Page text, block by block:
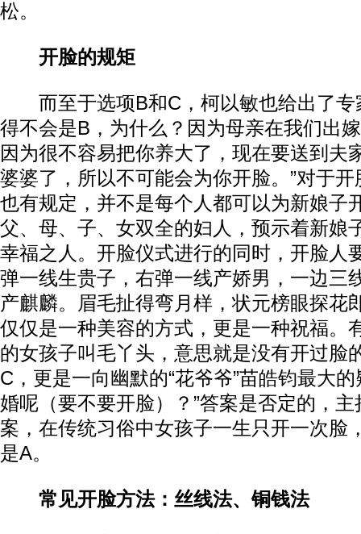
松。
开脸的规矩
而至于选项B和C，柯以敏也给出了专
得不会是B，为什么？因为母亲在我们出
因为很不容易把你养大了，现在要送到夫
婆婆了，所以不可能会为你开脸。”对于
也有规定，并不是每个人都可以为新娘子
父、母、子、女双全的妇人，预示着新娘
幸福之人。开脸仪式进行的同时，开脸人
弹一线生贵子，右弹一线产娇男，一边三
产麒麟。眉毛扯得弯月样，状元榜眼探花
仅仅是一种美容的方式，更是一种祝福。
的女孩子叫毛丫头，意思就是没有开过脸
C，更是一向幽默的“花爷爷”苗皓钧最大
婚呢（要不要开脸）？”答案是否定的，
案，在传统习俗中女孩子一生只开一次脸
是A。
常见开脸方法：丝线法、铜钱法